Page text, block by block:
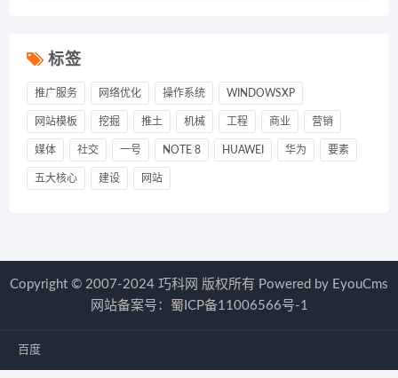
标签
推广服务 网络优化 操作系统 WINDOWSXP
网站模板 挖掘 推土 机械 工程 商业 营销
媒体 社交 一号 NOTE 8 HUAWEI 华为 要素
五大核心 建设 网站
Copyright © 2007-2024 巧科网 版权所有 Powered by EyouCms
网站备案号： 蜀ICP备11006566号-1
百度